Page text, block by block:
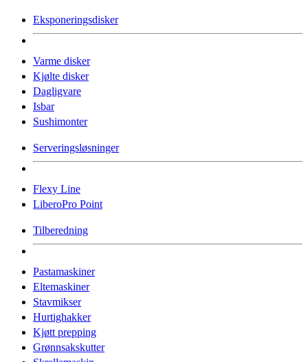
Eksponeringsdisker
Varme disker
Kjølte disker
Dagligvare
Isbar
Sushimonter
Serveringsløsninger
Flexy Line
LiberoPro Point
Tilberedning
Pastamaskiner
Eltemaskiner
Stavmikser
Hurtighakker
Kjøtt prepping
Grønnsakskutter